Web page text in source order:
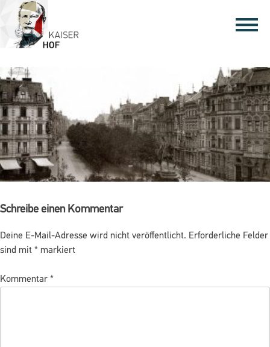
Schreibe einen Kommentar
Deine E-Mail-Adresse wird nicht veröffentlicht. Erforderliche Felder
sind mit * markiert
Kommentar *